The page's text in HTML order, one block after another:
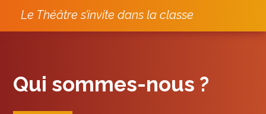
Le Théâtre s’invite dans la classe
Qui sommes-nous ?